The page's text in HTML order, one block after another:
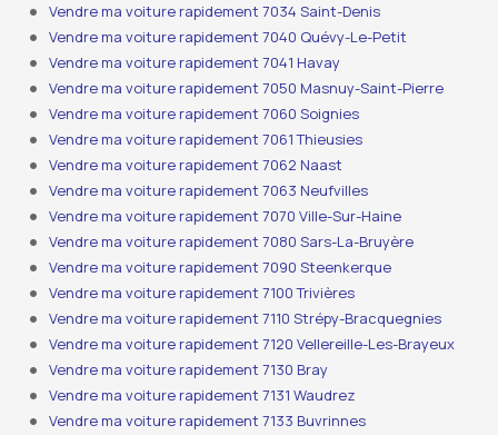
Vendre ma voiture rapidement 7034 Saint-Denis
Vendre ma voiture rapidement 7040 Quévy-Le-Petit
Vendre ma voiture rapidement 7041 Havay
Vendre ma voiture rapidement 7050 Masnuy-Saint-Pierre
Vendre ma voiture rapidement 7060 Soignies
Vendre ma voiture rapidement 7061 Thieusies
Vendre ma voiture rapidement 7062 Naast
Vendre ma voiture rapidement 7063 Neufvilles
Vendre ma voiture rapidement 7070 Ville-Sur-Haine
Vendre ma voiture rapidement 7080 Sars-La-Bruyère
Vendre ma voiture rapidement 7090 Steenkerque
Vendre ma voiture rapidement 7100 Trivières
Vendre ma voiture rapidement 7110 Strépy-Bracquegnies
Vendre ma voiture rapidement 7120 Vellereille-Les-Brayeux
Vendre ma voiture rapidement 7130 Bray
Vendre ma voiture rapidement 7131 Waudrez
Vendre ma voiture rapidement 7133 Buvrinnes